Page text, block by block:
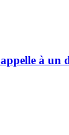
à un